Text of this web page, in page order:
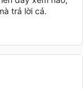
trả lời cả.